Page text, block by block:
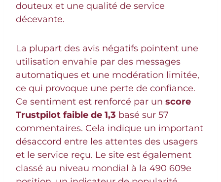
douteux et une qualité de service
décevante.
La plupart des avis négatifs pointent une
utilisation envahie par des messages
automatiques et une modération limitée,
ce qui provoque une perte de confiance.
Ce sentiment est renforcé par un score
Trustpilot faible de 1,3 basé sur 57
commentaires. Cela indique un important
désaccord entre les attentes des usagers
et le service reçu. Le site est également
classé au niveau mondial à la 490 609e